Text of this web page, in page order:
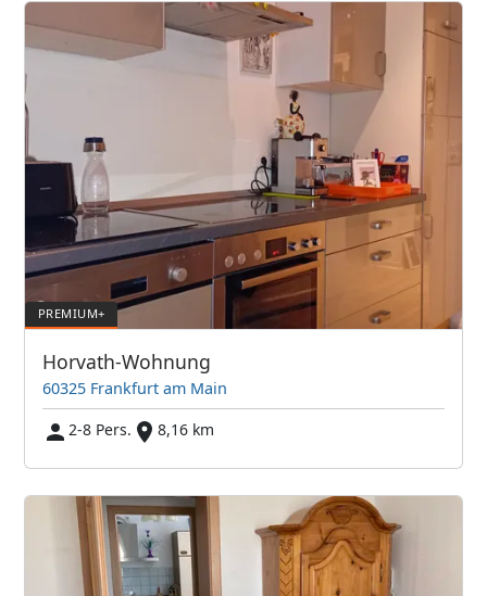
Horvath-Wohnung
60325 Frankfurt am Main
2-8 Pers.
8,16 km